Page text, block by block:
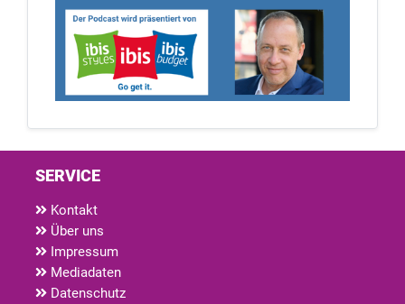
SERVICE
Kontakt
Über uns
Impressum
Mediadaten
Datenschutz